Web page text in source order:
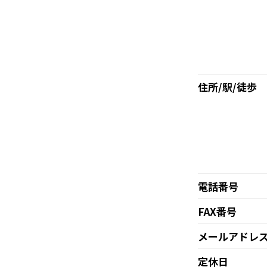
住所/駅/徒歩
電話番号
FAX番号
メールアドレ
定休日